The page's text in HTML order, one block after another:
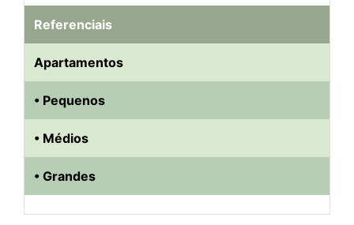
Referenciais
Apartamentos
• Pequenos
• Médios
• Grandes